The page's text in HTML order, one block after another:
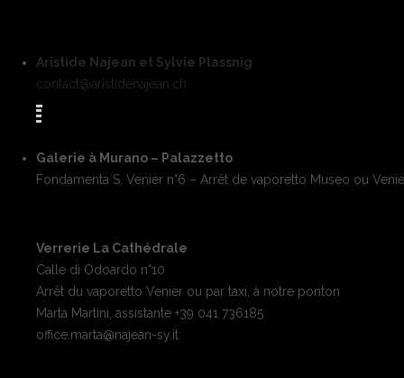
Aristide Najean et Sylvie Plassnig
contact@aristidenajean.ch
Galerie à Murano – Palazzetto
Fondamenta S. Venier n°6 – Arrêt de vaporetto Museo ou
Verrerie La Cathédrale
Calle di Odoardo n°10
Arrêt du vaporetto Venier ou par taxi, à notre ponton
Marta Martini, assistante +39 041 736185
office.marta@najean-sy.it